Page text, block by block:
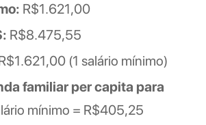
R$1.621,00
R$8.475,55
(1 salário mínimo)
familiar per capita para
mínimo = R$405,25